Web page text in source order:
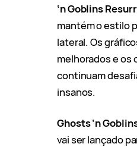
‘n Goblins
mantém o estilo
lateral. Os
melhorados e os
continuam
insanos.
Ghosts ‘n
vai ser lançado